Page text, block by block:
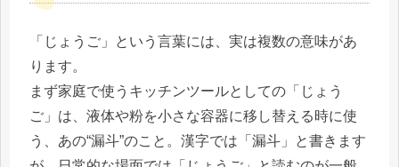
「じょうご」という言葉には、実は複数の意味があ
ります。
まず家庭で使うキッチンツールとしての「じょう
ご」は、液体や粉を小さな容器に移し替える時に使
う、あの“漏斗”のこと。漢字では「漏斗」と書きます